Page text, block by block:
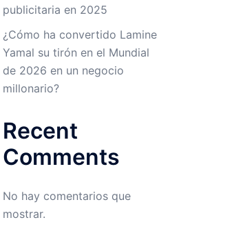
publicitaria en 2025
¿Cómo ha convertido Lamine
Yamal su tirón en el Mundial
de 2026 en un negocio
millonario?
Recent
Comments
No hay comentarios que
mostrar.